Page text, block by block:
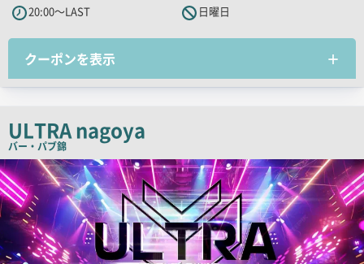
キ
コ
ー
20:00～LAST
日曜日
クーポンを表示
ULTRA nagoya
バー・パブ錦
検
索
結
果
一
覧
画
像